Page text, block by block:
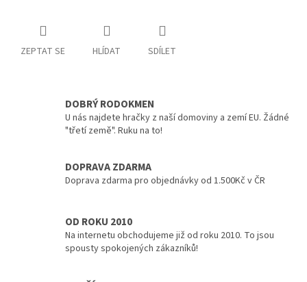
ZEPTAT SE HLÍDAT SDÍLET
DOBRÝ RODOKMEN
U nás najdete hračky z naší domoviny a zemí EU. Žádné
"třetí země". Ruku na to!
DOPRAVA ZDARMA
Doprava zdarma pro objednávky od 1.500Kč v ČR
OD ROKU 2010
Na internetu obchodujeme již od roku 2010. To jsou
spousty spokojených zákazníků!